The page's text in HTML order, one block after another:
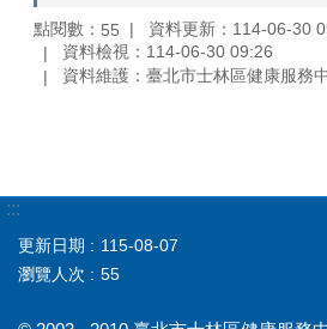
點閱數： 55
資料更新：114-06-30
資料檢視：114-06-30 09:26
資料維護：臺北市士林區健康服務
:::
更新日期
115-08-07
瀏覽人次
55